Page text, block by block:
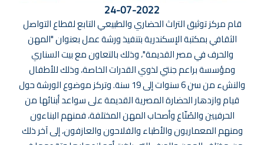
24-07-2022
قام مركز توثيق التراث الحضاري والطبيعي التابع لقطاع التواصل
الثقافي بمكتبة الإسكندرية بتنفيذ ورشة عمل بعنوان "المهن
والحرف في مصر القديمة"، وذلك بالتعاون مع بيت السناري
ومؤسسة براعم جنتي لذوي القدرات الخاصة، وذلك للأطفال
والنشء من سن 6 سنوات إلى 19 سنة. وتركز موضوع الورشة حول
قيام وازدهار الحضارة المصرية القديمة على سواعد أبنائها من
الحرفيين والصُنّاع وأصحاب المهن المختلفة، فمنهم البناءون
ومنهم المعماريون والأطباء والفلاحون والعازفون، إلى آخر ذلك